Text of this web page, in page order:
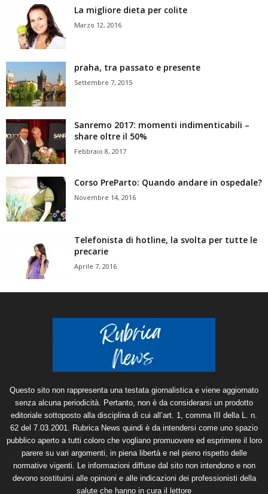
La migliore dieta per colite
Marzo 12, 2016
praha, tra passato e presente
Settembre 7, 2015
Sanremo 2017: momenti indimenticabili –
share oltre il 50%
Febbraio 8, 2017
Corso PreParto: Quando andare in ospedale?
Novembre 14, 2016
Telefonista di hotline, la svolta per tutte le
precarie
Aprile 7, 2016
Questo sito non rappresenta una testata giornalistica e viene aggiornato
senza alcuna periodicità. Pertanto, non è da considerarsi un prodotto
editoriale sottoposto alla disciplina di cui all’art. 1, comma III della L. n.
62 del 7.03.2001. Rubrica News quindi è da intendersi come uno spazio
pubblico aperto a tutti coloro che vogliano promuovere ed esprimere il loro
parere su vari argomenti, in piena libertà e nel pieno rispetto delle
normative vigenti. Le informazioni diffuse dal sito non intendono e non
devono sostituirsi alle opinioni e alle indicazioni dei professionisti della
salute che hanno in cura il lettore